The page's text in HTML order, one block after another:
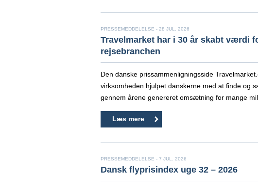
PRESSEMEDDELELSE - 28 JUL. 2026
Travelmarket har i 30 år skabt værdi
rejsebranchen
Den danske prissammenligningsside
virksomheden hjulpet danskerne med at finde og
gennem årene genereret omsætning for mange
Læs mere
PRESSEMEDDELELSE - 7 JUL. 2026
Dansk flyprisindex uge 32 – 2026